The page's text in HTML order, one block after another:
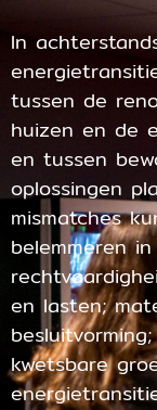
In
tussen de
huizen en de
en tussen
oplossingen
mismatches
belemmeren
en lasten;
kwetsbare